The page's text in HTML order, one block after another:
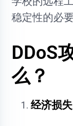
稳定性的必要
DDoS
么？
经济损失